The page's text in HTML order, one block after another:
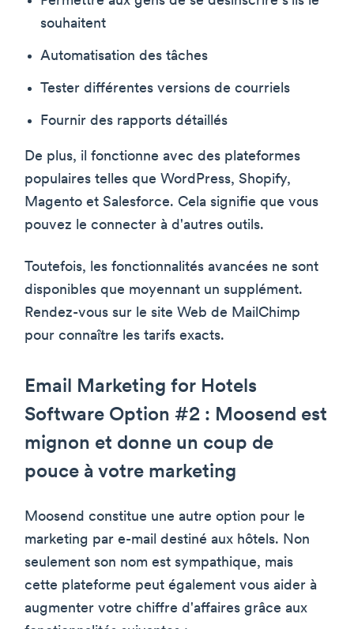
souhaitent
Automatisation des tâches
Tester différentes versions de courriels
Fournir des rapports détaillés
De plus, il fonctionne avec des plateformes
populaires telles que WordPress, Shopify,
Magento et Salesforce. Cela signifie que vous
pouvez le connecter à d'autres outils.
Toutefois, les fonctionnalités avancées ne sont
disponibles que moyennant un supplément.
Rendez-vous sur le site Web de MailChimp
pour connaître les tarifs exacts.
Email Marketing for Hotels
Software Option #2 : Moosend est
mignon et donne un coup de
pouce à votre marketing
Moosend constitue une autre option pour le
marketing par e-mail destiné aux hôtels. Non
seulement son nom est sympathique, mais
cette plateforme peut également vous aider à
augmenter votre chiffre d'affaires grâce aux